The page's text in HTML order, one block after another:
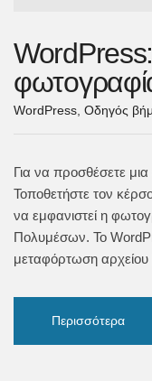
WordPress, Οδηγός
Για να προσθέσετε
Τοποθετήστε τον
να εμφανιστεί η
Πολυμέσων. Το
μεταφόρτωση
Περισσότερα